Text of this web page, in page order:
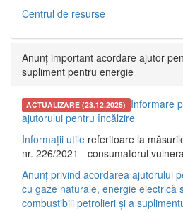
Centrul de resurse
Anunț important acordare ajutor
supliment pentru energie
ACTUALIZARE (23.12.2025) Informare
ajutorului pentru încălzire
Informații utile referitoare la
nr. 226/2021 - consumatorul
Anunț privind acordarea ajutorului
cu gaze naturale, energie electrică
combustibili petrolieri și a